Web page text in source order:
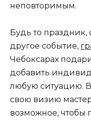
неповторимым.
Будь то
другое событие,
Чебоксарах
добавить
любую ситуацию.
свою визию
возможное, чтобы